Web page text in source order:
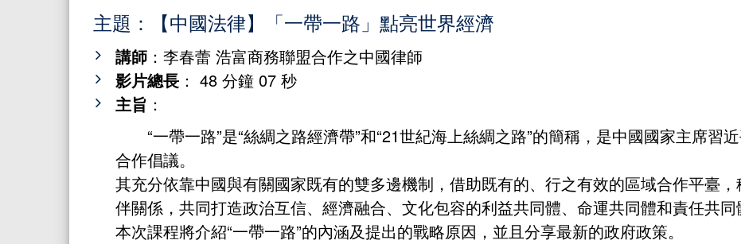
主題：【中國法律】「一帶一路」點亮世界經濟
講師：李春蕾 浩富商務聯盟合作之中國律師
影片總長： 48 分鐘 07 秒
主旨 ：
“一帶一路”是“絲綢之路經濟帶”和“21世紀海上絲綢之路”的簡稱，是中國國家主席習
合作倡議。
其充分依靠中國與有關國家既有的雙多邊機制，借助既有的、行之有效的區域合作平臺
伴關係，共同打造政治互信、經濟融合、文化包容的利益共同體、命運共同體和責任共同
本次課程將介紹“一帶一路”的內涵及提出的戰略原因，並且分享最新的政府政策。